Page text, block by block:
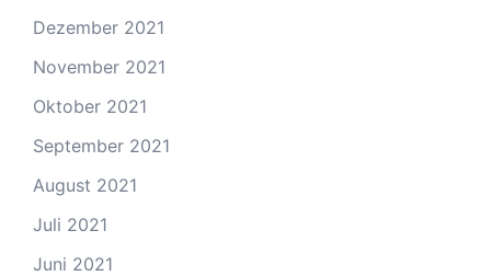
Dezember 2021
November 2021
Oktober 2021
September 2021
August 2021
Juli 2021
Juni 2021